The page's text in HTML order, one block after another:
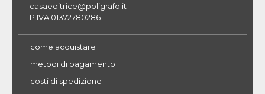
casaeditrice@poligrafo.it
P.IVA 01372780286
come acquistare
metodi di pagamento
costi di spedizione